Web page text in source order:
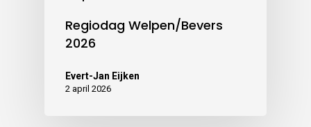
Regiodag Welpen/Bevers
2026
Evert-Jan Eijken
2 april 2026